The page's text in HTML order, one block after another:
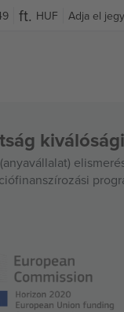
HUF Adja el